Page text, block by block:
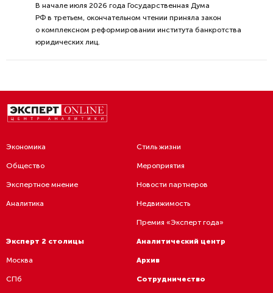
В начале июля 2026 года Государственная Дума
РФ в третьем, окончательном чтении приняла закон
о комплексном реформировании института банкротства
юридических лиц.
Экономика
Общество
Экспертное мнение
Аналитика
Стиль жизни
Мероприятия
Новости партнеров
Недвижимость
Премия «Эксперт года»
Эксперт 2 столицы
Москва
СПб
Аналитический центр
Архив
Сотрудничество